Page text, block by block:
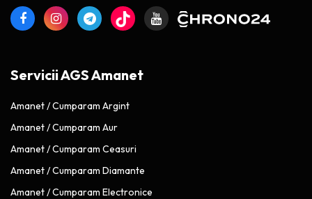
Servicii AGS Amanet
Amanet / Cumparam Argint
Amanet / Cumparam Aur
Amanet / Cumparam Ceasuri
Amanet / Cumparam Diamante
Amanet / Cumparam Electronice